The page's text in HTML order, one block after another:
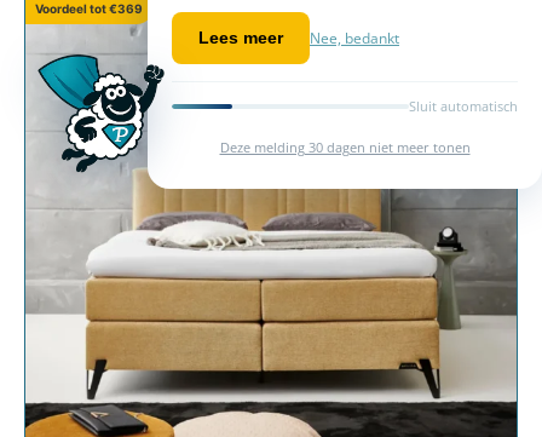
Lees meer Nee, bedankt
Sluit automatisch
Deze melding 30 dagen niet meer tonen
Voordeel tot €369